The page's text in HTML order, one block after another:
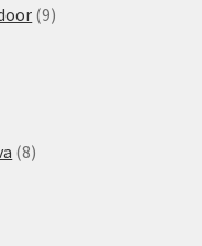
produktů
99
88